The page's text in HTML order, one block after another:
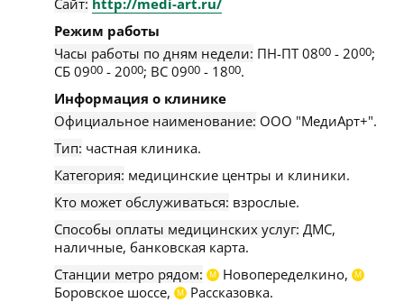
Сайт: http://medi-art.ru/
Режим работы
Часы работы по дням недели: ПН-ПТ 0800 - 2000;
СБ 0900 - 2000; ВС 0900 - 1800.
Информация о клинике
Официальное наименование: ООО "МедиАрт+".
Тип: частная клиника.
Категория: медицинские центры и клиники.
Кто может обслуживаться: взрослые.
Способы оплаты медицинских услуг: ДМС,
наличные, банковская карта.
Станции метро рядом:
М Новопеределкино, М
Боровское шоссе, М
Рассказовка.